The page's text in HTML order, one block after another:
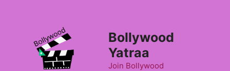
Bollywood
Yatraa
Join Bollywood